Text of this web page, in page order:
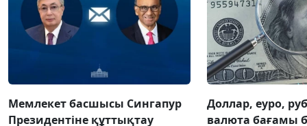
Мемлекет басшысы Сингапур
Президентіне құттықтау
Доллар, еуро,
валюта бағамы